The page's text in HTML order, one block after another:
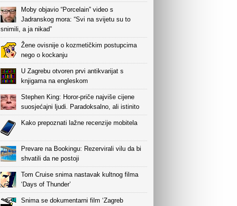
Moby objavio “Porcelain” video s
Jadranskog mora: “Svi na svijetu su to
snimili, a ja nikad”
Žene ovisnije o kozmetičkim postupcima
nego o kockanju
U Zagrebu otvoren prvi antikvarijat s
knjigama na engleskom
Stephen King: Horor-priče najviše cijene
suosjećajni ljudi. Paradoksalno, ali istinito
Kako prepoznati lažne recenzije mobitela
Prevare na Bookingu: Rezervirali vilu da bi
shvatili da ne postoji
Tom Cruise snima nastavak kultnog filma
‘Days of Thunder’
Snima se dokumentarni film ‘Zagreb